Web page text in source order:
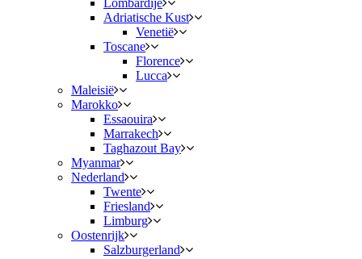
Lombardije
Adriatische Kust
Venetië
Toscane
Florence
Lucca
Maleisië
Marokko
Essaouira
Marrakech
Taghazout Bay
Myanmar
Nederland
Twente
Friesland
Limburg
Oostenrijk
Salzburgerland